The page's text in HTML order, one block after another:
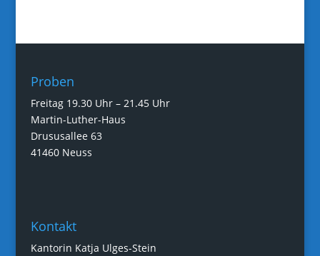
Proben
Freitag 19.30 Uhr – 21.45 Uhr
Martin-Luther-Haus
Drususallee 63
41460 Neuss
Kontakt
Kantorin Katja Ulges-Stein